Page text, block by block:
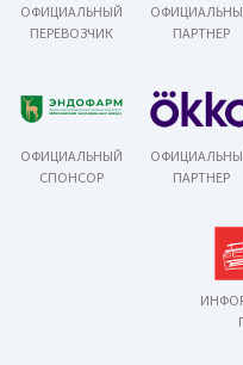
ОФИЦИАЛЬНЫЙ
ПЕРЕВОЗЧИК
ПАРТНЕР
ОФИЦИАЛЬНЫЙ
СПОНСОР
ПАРТНЕР